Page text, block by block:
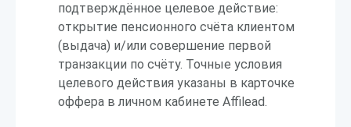
подтверждённое целевое действие:
открытие пенсионного счёта клиентом
(выдача) и/или совершение первой
транзакции по счёту. Точные условия
целевого действия указаны в карточке
оффера в личном кабинете Affilead.